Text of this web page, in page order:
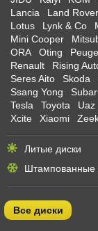
Lancia
Land Rover
Lotus
Lynk & Co
Mini Cooper
ORA
Oting
Renault
Rising
Seres Aito
Skoda
Ssang Yong
Tesla
Toyota Uaz
Xcite
Xiaomi
Литые диски
Штампованные
Все диски